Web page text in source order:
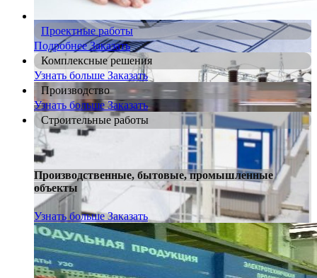
Проектные работы
ПодробнееЗаказать
Комплексные решения
Узнать больше Заказать
Производство
Узнать большеЗаказать
Строительные работы
Производственные, бытовые, промышленные
объекты
Узнать большеЗаказать